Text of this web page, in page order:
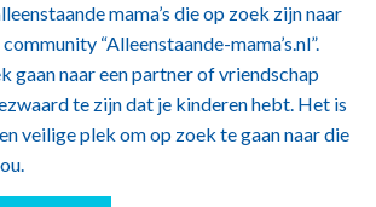
mama’s die op zoek zijn naar
“Alleenstaande-mama’s.nl”.
gaan naar een partner of vriendschap
te zijn dat je kinderen hebt. Het is
veilige plek om op zoek te gaan naar die